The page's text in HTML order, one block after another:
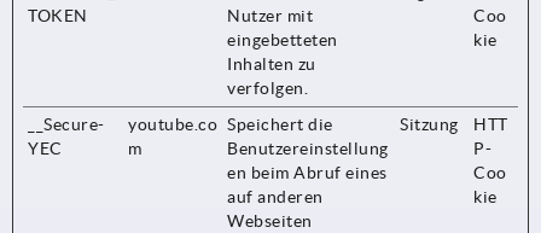
TOKEN
Nutzer mit
eingebetteten
Inhalten zu
verfolgen.
Coo
kie
__Secure-
YEC
youtube.co
m
Speichert die
Benutzereinstellung
en beim Abruf eines
auf anderen
Webseiten
Sitzung
HTT
P-
Coo
kie